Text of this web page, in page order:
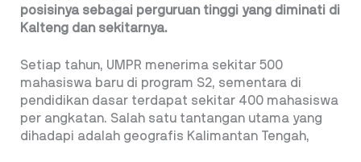
posisinya sebagai perguruan tinggi yang diminati di
Kalteng dan sekitarnya.
Setiap tahun, UMPR menerima sekitar 500
mahasiswa baru di program S2, sementara di
pendidikan dasar terdapat sekitar 400 mahasiswa
per angkatan. Salah satu tantangan utama yang
dihadapi adalah geografis Kalimantan Tengah,